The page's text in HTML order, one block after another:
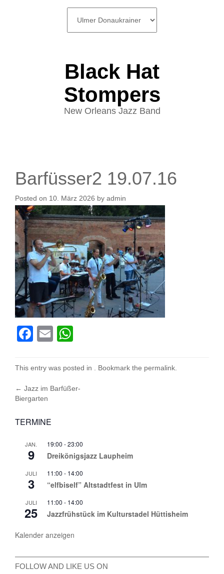
Black Hat
Stompers
New Orleans Jazz Band
Barfüsser2 19.07.16
Posted on 10. März 2026 by admin
Facebook
Email
This entry was posted in . Bookmark the permalink
Post
← Jazz im Barfüßer-
Biergarten
TERMINE
JAN.
9
19:00 -23:00
Dreikönigsjazz Laupheim
JULI
3
11:00 - 14:00
“elfbiself” Altstadtfest in Ulm
JULI
25
11:00 - 14:00
Jazzfrühstück im Kulturstadel Hüttisheim
Kalender anzeigen
FOLLOW AND LIKE US ON